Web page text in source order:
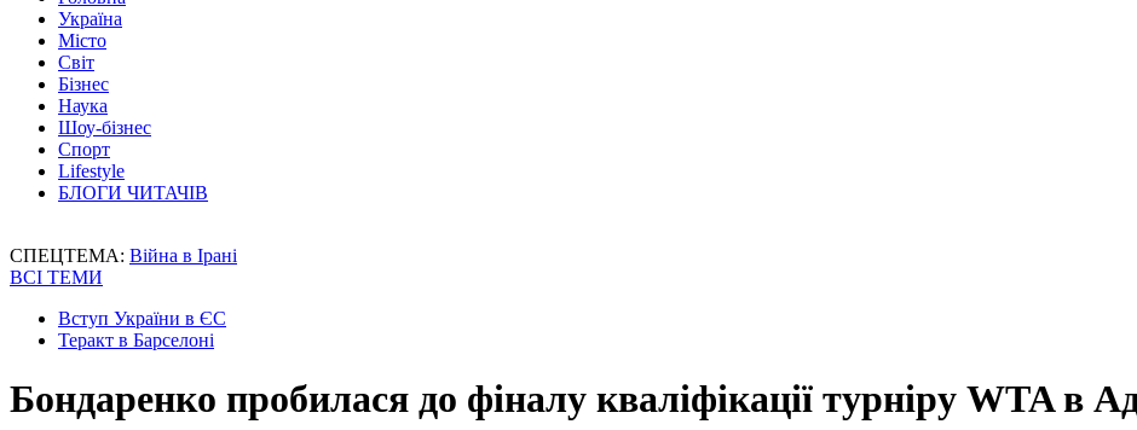
Україна
Місто
Світ
Бізнес
Наука
Шоу-бізнес
Спорт
Lifestyle
БЛОГИ ЧИТАЧІВ
СПЕЦТЕМА: Війна в Ірані
ВСІ ТЕМИ
Вступ України в ЄС
Теракт в Барселоні
Бондаренко пробилася до фіналу кваліфікації турніру WTA в